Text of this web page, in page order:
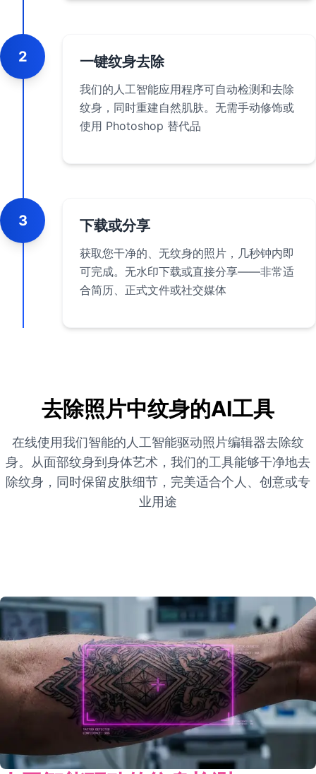
2 一键纹身去除
我们的人工智能应用程序可自动检测和去除
纹身，同时重建自然肌肤。无需手动修饰或
使用 Photoshop 替代品
3 下载或分享
获取您干净的、无纹身的照片，几秒钟内即
可完成。无水印下载或直接分享——非常适
合简历、正式文件或社交媒体
去除照片中纹身的AI工具
在线使用我们智能的人工智能驱动照片编辑器去除纹
身。从面部纹身到身体艺术，我们的工具能够干净地去
除纹身，同时保留皮肤细节，完美适合个人、创意或专
业用途